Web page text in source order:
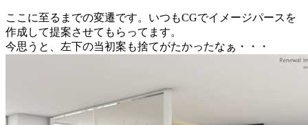
ここに至るまでの変遷です。いつもCGでイメージパースを
作成して提案させてもらってます。
今思うと、左下の当初案も捨てがたかったなぁ・・・